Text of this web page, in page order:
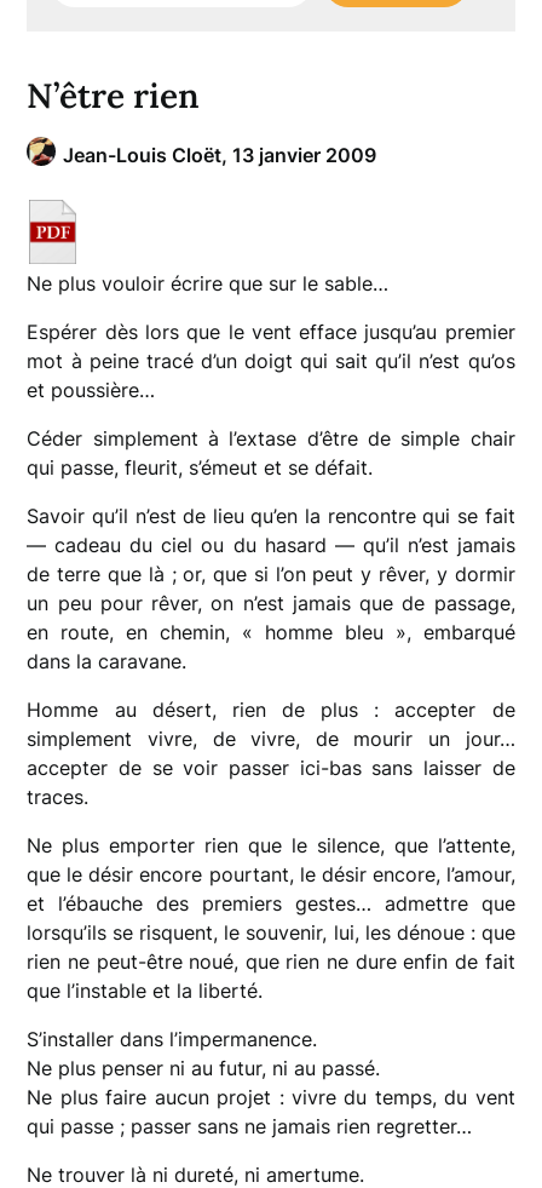
N’être rien
Jean-Louis Cloët,13 janvier 2009
Ne plus vouloir écrire que sur le sable…
Espérer dès lors que le vent efface jusqu’au premier
mot à peine tracé d’un doigt qui sait qu’il n’est qu’os
et poussière…
Céder simplement à l’extase d’être de simple chair
qui passe, fleurit, s’émeut et se défait.
Savoir qu’il n’est de lieu qu’en la rencontre qui se fait
— cadeau du ciel ou du hasard — qu’il n’est jamais
de terre que là ; or, que si l’on peut y rêver, y dormir
un peu pour rêver, on n’est jamais que de passage,
en route, en chemin, « homme bleu », embarqué
dans la caravane.
Homme au désert, rien de plus : accepter de
simplement vivre, de vivre, de mourir un jour…
accepter de se voir passer ici-bas sans laisser de
traces.
Ne plus emporter rien que le silence, que l’attente,
que le désir encore pourtant, le désir encore, l’amour,
et l’ébauche des premiers gestes… admettre que
lorsqu’ils se risquent, le souvenir, lui, les dénoue : que
rien ne peut-être noué, que rien ne dure enfin de fait
que l’instable et la liberté.
S’installer dans l’impermanence.
Ne plus penser ni au futur, ni au passé.
Ne plus faire aucun projet : vivre du temps, du vent
qui passe ; passer sans ne jamais rien regretter…
Ne trouver là ni dureté, ni amertume.